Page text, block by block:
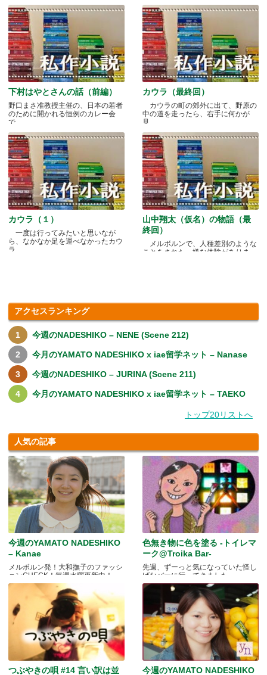
下村はやとさんの話（前編）
野口まさ准教授主催の、日本の若者
のために開かれる恒例のカレー会
で.....
カウラ（最終回）
カウラの町の郊外に出て、野原の
中の道を走ったら、右手に何かが
見.....
カウラ（１）
一度は行ってみたいと思いなが
ら、なかなか足を運べなかったカウ
ラ.....
山中翔太（仮名）の物語（最
終回）
メルボルンで、人種差別のような
ことをされた、嫌な体験がありま
アクセスランキング
今週のNADESHIKO – NENE (Scene 212)
今月のYAMATO NADESHIKO x iae留学ネット – Nanase
今週のNADESHIKO – JURINA (Scene 211)
今月のYAMATO NADESHIKO x iae留学ネット – TAEKO
トップ20リストへ
人気の記事
今週のYAMATO NADESHIKO
– Kanae
メルボルン発！大和撫子のファッシ
ョンCHECK！毎週水曜更新中！
色無き物に色を塗る -トイレマ
ーク@Troika Bar-
先週、ずーっと気になっていた怪し
げなバーに行ってきました.....
つぶやきの唄 #14 言い訳は並 今週のYAMATO NADESHIKO